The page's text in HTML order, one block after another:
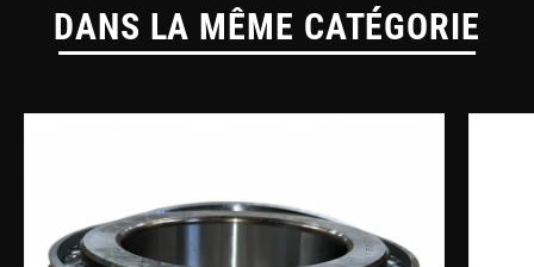
DANS LA MÊME CATÉGORIE